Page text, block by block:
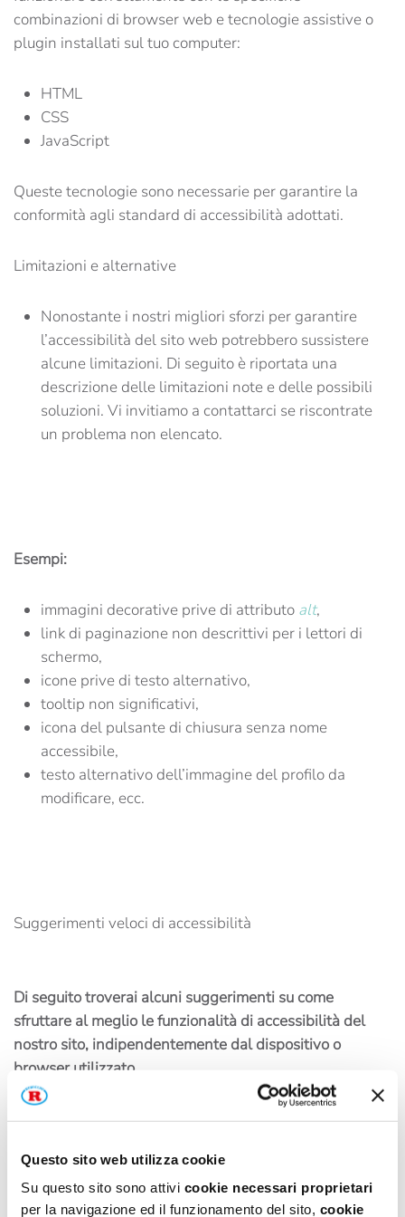
Questo sito web utilizza cookie
Su questo sito sono attivi cookie necessari proprietari
per la navigazione ed il funzionamento del sito, cookie
combinazioni di browser web e tecnologie assistive o
plugin installati sul tuo computer:
HTML
CSS
JavaScript
Queste tecnologie sono necessarie per garantire la
conformità agli standard di accessibilità adottati.
Limitazioni e alternative
Nonostante i nostri migliori sforzi per garantire
l’accessibilità del sito web potrebbero sussistere
alcune limitazioni. Di seguito è riportata una
descrizione delle limitazioni note e delle possibili
soluzioni. Vi invitiamo a contattarci se riscontrate
un problema non elencato.
Esempi:
immagini decorative prive di attributo alt,
link di paginazione non descrittivi per i lettori di
schermo,
icone prive di testo alternativo,
tooltip non significativi,
icona del pulsante di chiusura senza nome
accessibile,
testo alternativo dell’immagine del profilo da
modificare, ecc.
Suggerimenti veloci di accessibilità
Di seguito troverai alcuni suggerimenti su come
sfruttare al meglio le funzionalità di accessibilità del
nostro sito, indipendentemente dal dispositivo o
browser utilizzato.
Come ingrandire lo schermo nei diversi sistemi
operativi